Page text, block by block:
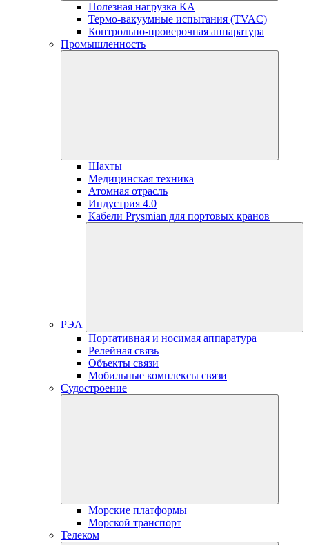
Полезная нагрузка КА
Термо-вакуумные испытания (TVAC)
Контрольно-проверочная аппаратура
Промышленность
Шахты
Медицинская техника
Атомная отрасль
Индустрия 4.0
Кабели Prysmian для портовых кранов
РЭА
Портативная и носимая аппаратура
Релейная связь
Объекты связи
Мобильные комплексы связи
Судостроение
Морские платформы
Морской транспорт
Телеком